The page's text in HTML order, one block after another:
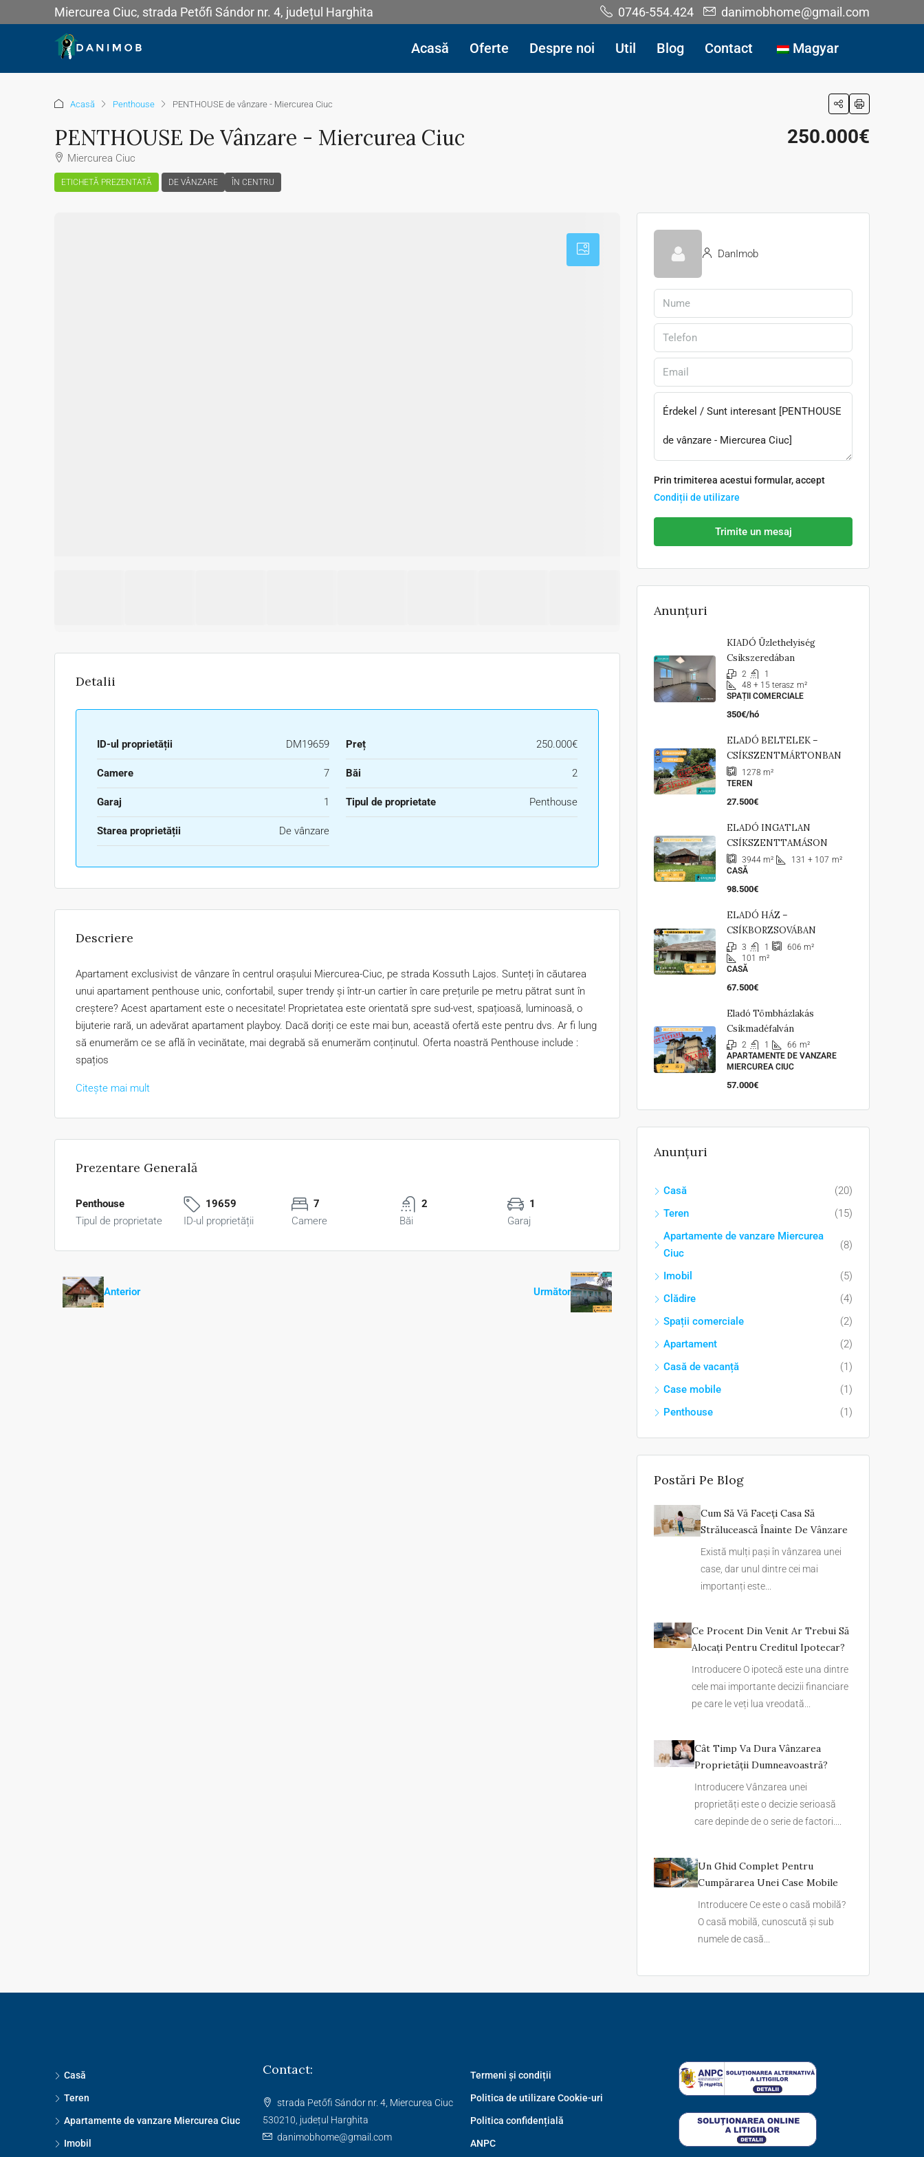
Miercurea Ciuc, strada Petőfi Sándor nr. 4, județul Harghita 0746-554.424 danimobhome@gmail.com
Acasă Oferte Despre noi Util Blog Contact Magyar
Acasă Penthouse PENTHOUSE de vânzare - Miercurea Ciuc
PENTHOUSE De Vânzare - Miercurea Ciuc
Miercurea Ciuc
ETICHETĂ PREZENTATĂ DE VÂNZARE ÎN CENTRU
250.000€
Detalii
ID-ul proprietății DM19659 Preț 250.000€
Camere 7 Băi 2
Garaj 1 Tipul de proprietate Penthouse
Starea proprietății De vânzare
Descriere
Apartament exclusivist de vânzare în centrul orașului Miercurea-Ciuc, pe strada Kossuth Lajos. Sunteți în căutarea
unui apartament penthouse unic, confortabil, super trendy și într-un cartier în care prețurile pe metru pătrat sunt în
creștere? Acest apartament este o necesitate! Proprietatea este orientată spre sud-vest, spațioasă, luminoasă, o
bijuterie rară, un adevărat apartament playboy. Dacă doriți ce este mai bun, această ofertă este pentru dvs. Ar fi lung
să enumerăm ce se află în vecinătate, mai degrabă să enumerăm conținutul. Oferta noastră Penthouse include :
spațios
Citește mai mult
Prezentare Generală
Penthouse
Tipul de proprietate
19659
ID-ul proprietății
7
Camere
2
Băi
1
Garaj
Anterior Următor
DanImob
Prin trimiterea acestui formular, accept
Condiții de utilizare
Trimite un mesaj
Anunțuri
KIADÓ Üzlethelyiség
Csíkszeredában
2
1
48 + 15 terasz m²
SPAȚII COMERCIALE
350€/hó
ELADÓ BELTELEK –
CSÍKSZENTMÁRTONBAN
1278 m²
TEREN
27.500€
ELADÓ INGATLAN
CSÍKSZENTTAMÁSON
3944 m² 131 + 107 m²
CASĂ
98.500€
ELADÓ HÁZ –
CSÍKBORZSOVÁBAN
3 1 606 m²
101 m²
CASĂ
67.500€
Eladó Tömbházlakás
Csíkmadéfalván
2 1 66 m²
APARTAMENTE DE VANZARE
MIERCUREA CIUC
57.000€
Anunțuri
Casă
(20)
Teren
(15)
Apartamente de vanzare Miercurea
Ciuc
(8)
Imobil
(5)
Clădire
(4)
Spații comerciale
(2)
Apartament
(2)
Casă de vacanță
(1)
Case mobile
(1)
Penthouse
(1)
Postări Pe Blog
Cum Să Vă Faceți Casa Să
Strălucească Înainte De Vânzare
Există mulți pași în vânzarea unei
case, dar unul dintre cei mai
importanți este...
Ce Procent Din Venit Ar Trebui Să
Alocați Pentru Creditul Ipotecar?
Introducere O ipotecă este una dintre
cele mai importante decizii financiare
pe care le veți lua vreodată...
Cât Timp Va Dura Vânzarea
Proprietății Dumneavoastră?
Introducere Vânzarea unei
proprietăți este o decizie serioasă
care depinde de o serie de factori....
Un Ghid Complet Pentru
Cumpărarea Unei Case Mobile
Introducere Ce este o casă mobilă?
O casă mobilă, cunoscută și sub
numele de casă...
Casă
Teren
Apartamente de vanzare Miercurea Ciuc
Imobil
Contact:
strada Petőfi Sándor nr. 4, Miercurea Ciuc
530210, județul Harghita
danimobhome@gmail.com
Termeni și condiții
Politica de utilizare Cookie-uri
Politica confidențială
ANPC